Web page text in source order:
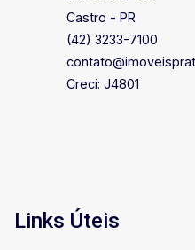
Castro - PR
(42) 3233-7100
Creci: J4801
Links Úteis